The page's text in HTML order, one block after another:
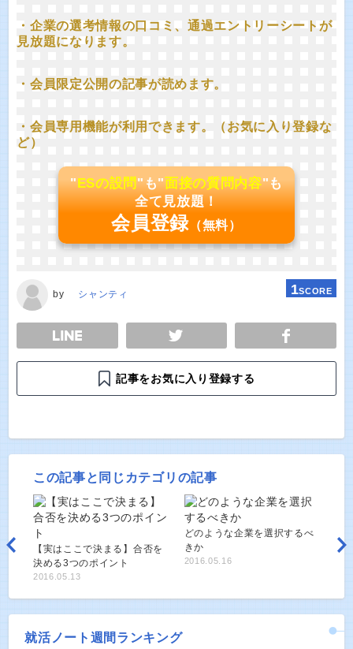
・企業の選考情報の口コミ、通過エントリーシートが
見放題になります。
・会員限定公開の記事が読めます。
・会員専用機能が利用できます。（お気に入り登録な
ど）
"ESの設問"も"面接の質問内容"も
全て見放題！
会員登録 （無料）
by シャンティ 1SCORE
TWEET
記事をお気に入り登録する
この記事と同じカテゴリの記事
【実はここで決まる】合否を
決める3つのポイント
2016.05.13
どのような企業を選択するべ
きか
2016.05.16
就活ノート週間ランキング